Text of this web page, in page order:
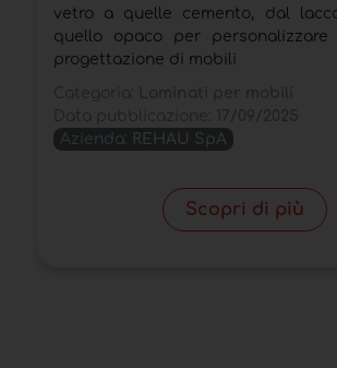
vetro a quelle cemento, dal
quello opaco per personalizzare
progettazione di mobili
Azienda: REHAU SpA
Scopri di più